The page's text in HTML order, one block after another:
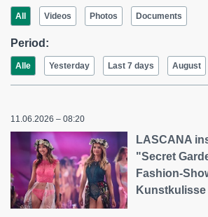
All Videos Photos Documents
Period:
Alle Yesterday Last 7 days August
11.06.2026 – 08:20
LASCANA
"Secret
Fashion-